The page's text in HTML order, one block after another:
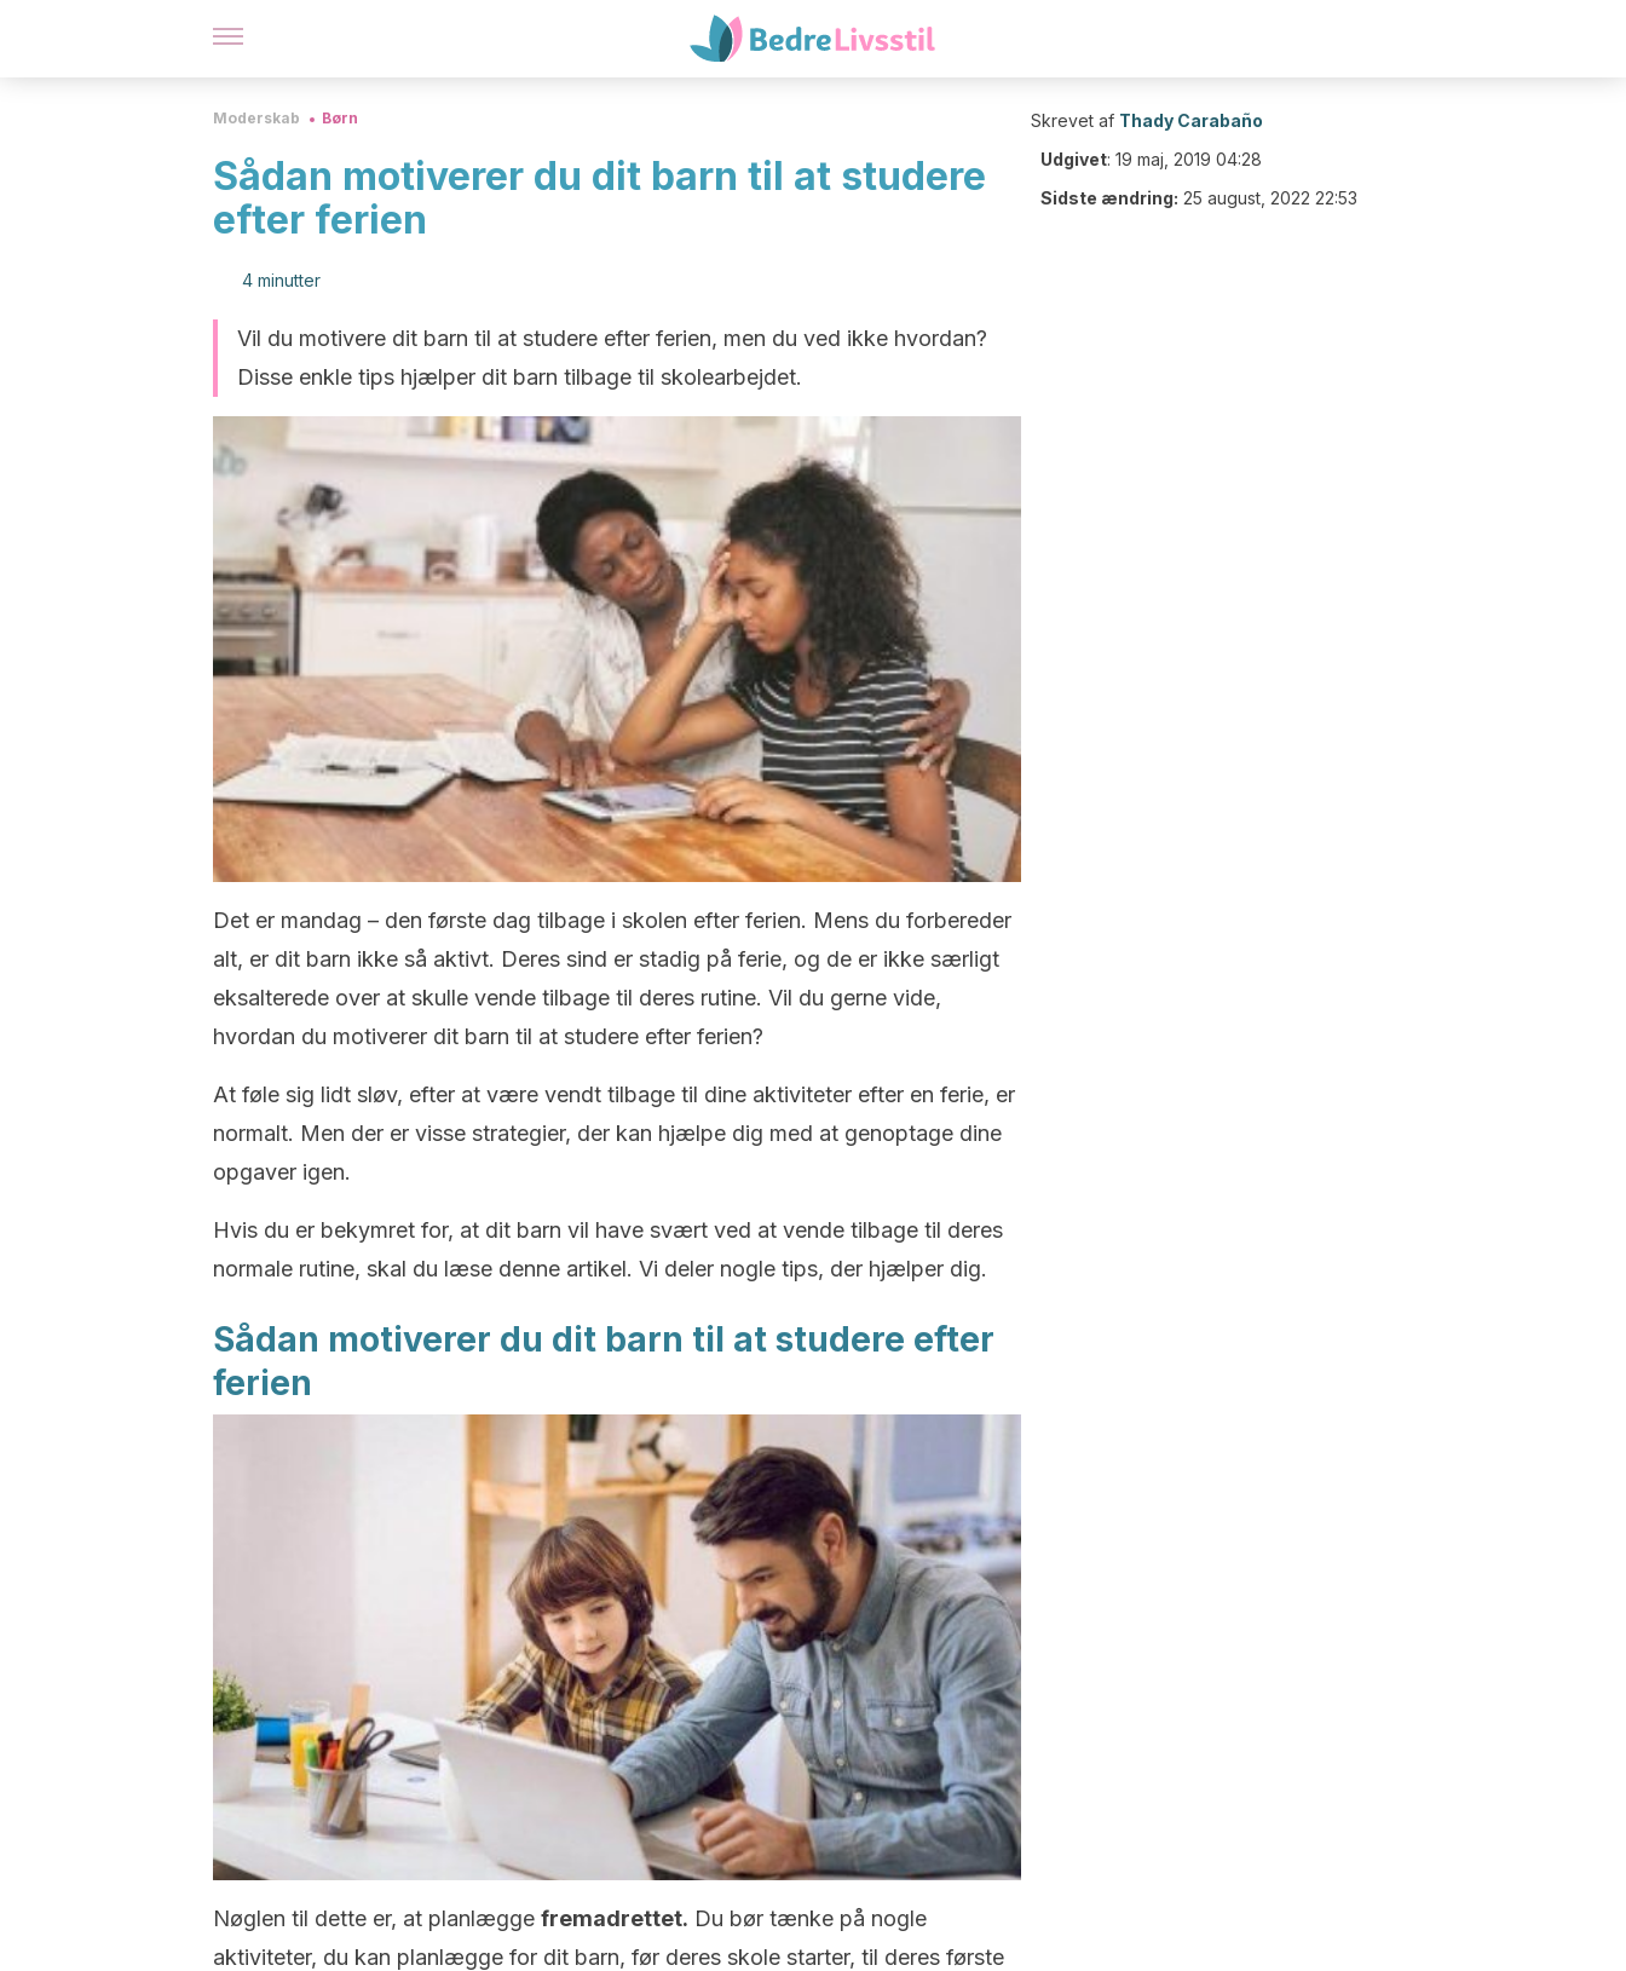
Moderskab Børn
Sådan motiverer du dit barn til at studere
efter ferien
4 minutter
Vil du motivere dit barn til at studere efter ferien, men du ved ikke hvordan?
Disse enkle tips hjælper dit barn tilbage til skolearbejdet.
Det er mandag – den første dag tilbage i skolen efter ferien. Mens du forbereder
alt, er dit barn ikke så aktivt. Deres sind er stadig på ferie, og de er ikke særligt
eksalterede over at skulle vende tilbage til deres rutine. Vil du gerne vide,
hvordan du motiverer dit barn til at studere efter ferien?
At føle sig lidt sløv, efter at være vendt tilbage til dine aktiviteter efter en ferie, er
normalt. Men der er visse strategier, der kan hjælpe dig med at genoptage dine
opgaver igen.
Hvis du er bekymret for, at dit barn vil have svært ved at vende tilbage til deres
normale rutine, skal du læse denne artikel. Vi deler nogle tips, der hjælper dig.
Sådan motiverer du dit barn til at studere efter
ferien
Nøglen til dette er, at planlægge fremadrettet. Du bør tænke på nogle
aktiviteter, du kan planlægge for dit barn, før deres skole starter, til deres første
Skrevet af Thady Carabaño
Udgivet: 19 maj, 2019 04:28
Sidste ændring: 25 august, 2022 22:53